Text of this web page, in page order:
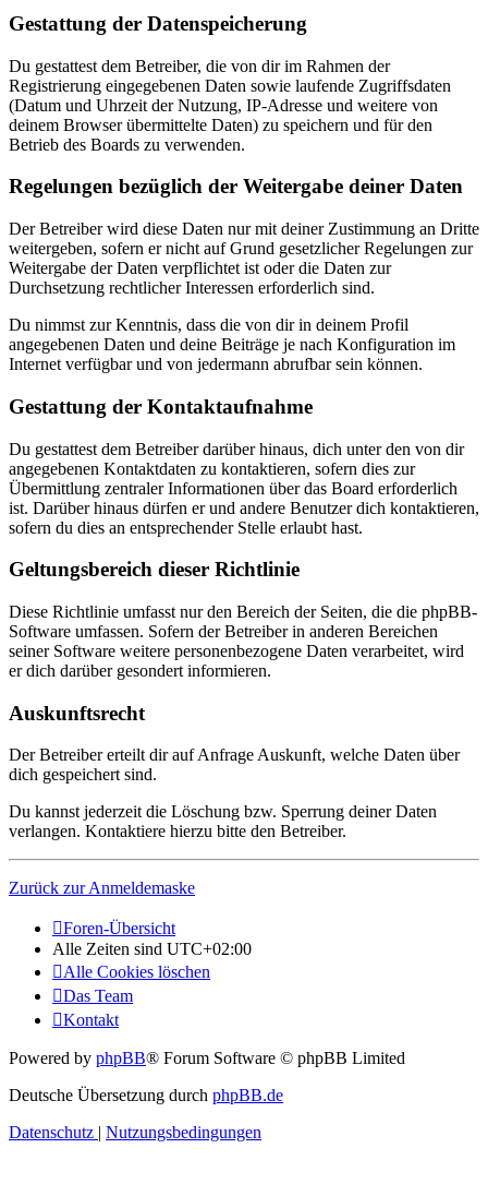
Gestattung der Datenspeicherung
Du gestattest dem Betreiber, die von dir im Rahmen der
Registrierung eingegebenen Daten sowie laufende Zugriffsdaten
(Datum und Uhrzeit der Nutzung, IP-Adresse und weitere von
deinem Browser übermittelte Daten) zu speichern und für den
Betrieb des Boards zu verwenden.
Regelungen bezüglich der Weitergabe deiner Daten
Der Betreiber wird diese Daten nur mit deiner Zustimmung an Dritte
weitergeben, sofern er nicht auf Grund gesetzlicher Regelungen zur
Weitergabe der Daten verpflichtet ist oder die Daten zur
Durchsetzung rechtlicher Interessen erforderlich sind.
Du nimmst zur Kenntnis, dass die von dir in deinem Profil
angegebenen Daten und deine Beiträge je nach Konfiguration im
Internet verfügbar und von jedermann abrufbar sein können.
Gestattung der Kontaktaufnahme
Du gestattest dem Betreiber darüber hinaus, dich unter den von dir
angegebenen Kontaktdaten zu kontaktieren, sofern dies zur
Übermittlung zentraler Informationen über das Board erforderlich
ist. Darüber hinaus dürfen er und andere Benutzer dich kontaktieren,
sofern du dies an entsprechender Stelle erlaubt hast.
Geltungsbereich dieser Richtlinie
Diese Richtlinie umfasst nur den Bereich der Seiten, die die phpBB-
Software umfassen. Sofern der Betreiber in anderen Bereichen
seiner Software weitere personenbezogene Daten verarbeitet, wird
er dich darüber gesondert informieren.
Auskunftsrecht
Der Betreiber erteilt dir auf Anfrage Auskunft, welche Daten über
dich gespeichert sind.
Du kannst jederzeit die Löschung bzw. Sperrung deiner Daten
verlangen. Kontaktiere hierzu bitte den Betreiber.
Zurück zur Anmeldemaske
Foren-Übersicht
Alle Zeiten sind UTC+02:00
Alle Cookies löschen
Das Team
Kontakt
Powered by phpBB® Forum Software © phpBB Limited
Deutsche Übersetzung durch phpBB.de
Datenschutz | Nutzungsbedingungen